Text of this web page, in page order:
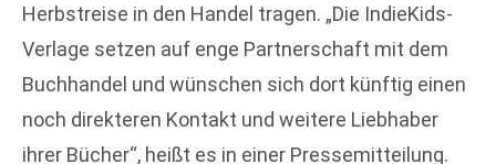
Herbstreise in den Handel tragen. „Die IndieKids-
Verlage setzen auf enge Partnerschaft mit dem
Buchhandel und wünschen sich dort künftig einen
noch direkteren Kontakt und weitere Liebhaber
ihrer Bücher“, heißt es in einer Pressemitteilung.